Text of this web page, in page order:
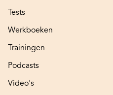
Tests
Werkboeken
Trainingen
Podcasts
Video's